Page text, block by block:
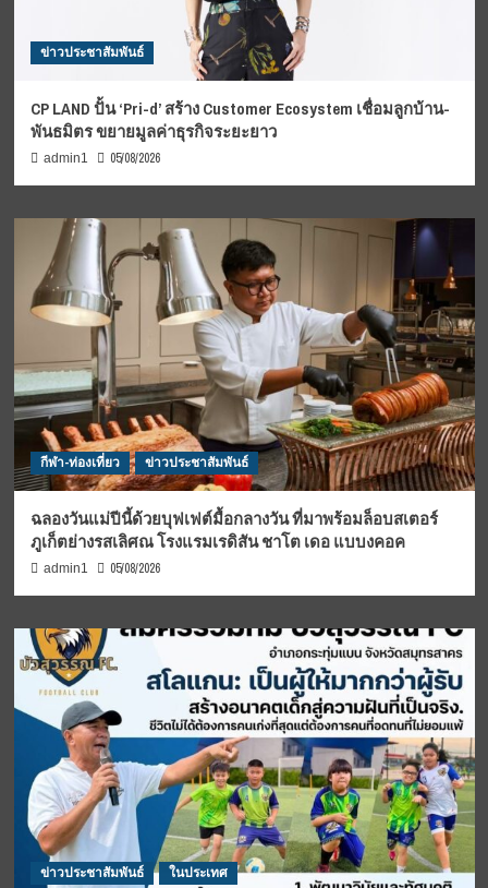
ข่าวประชาสัมพันธ์
CP LAND ปั้น ‘Pri-d’ สร้าง Customer Ecosystem เชื่อมลูกบ้าน-
พันธมิตร ขยายมูลค่าธุรกิจระยะยาว
admin1 05/08/2026
กีฬา-ท่องเที่ยว ข่าวประชาสัมพันธ์
ฉลองวันแม่ปีนี้ด้วยบุฟเฟต์มื้อกลางวัน ที่มาพร้อมล็อบสเตอร์
ภูเก็ตย่างรสเลิศณ โรงแรมเรดิสัน ชาโต เดอ แบบงคอค
admin1 05/08/2026
ข่าวประชาสัมพันธ์ ในประเทศ